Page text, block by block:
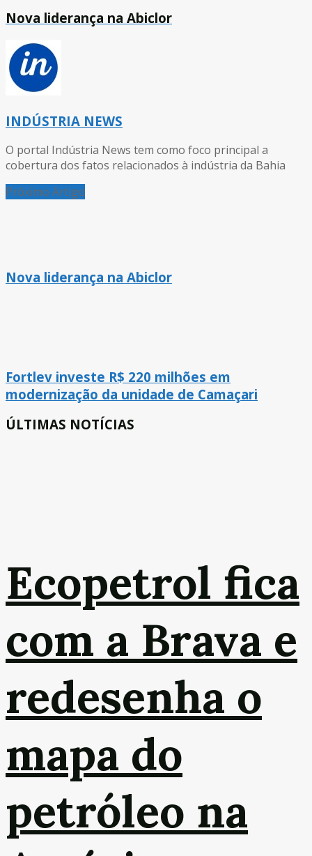
Nova liderança na Abiclor
INDÚSTRIA NEWS
O portal Indústria News tem como foco principal a
cobertura dos fatos relacionados à indústria da Bahia
Próximo Artigo
Nova liderança na Abiclor
Fortlev investe R$ 220 milhões em
modernização da unidade de Camaçari
ÚLTIMAS NOTÍCIAS
Ecopetrol fica
com a Brava e
redesenha o
mapa do
petróleo na